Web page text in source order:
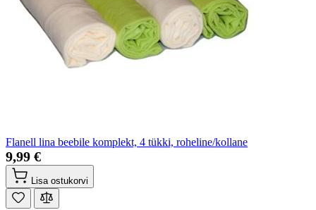
Flanell lina beebile komplekt, 4 tükki, roheline/kollane
9,99 €
Lisa ostukorvi